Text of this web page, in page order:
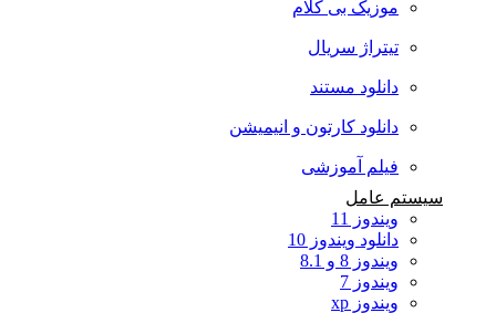
موزیک بی کلام
تیتراژ سریال
دانلود مستند
دانلود کارتون و انیمیشن
فیلم آموزشی
سیستم عامل
ویندوز 11
دانلود ویندوز 10
ویندوز 8 و 8.1
ویندوز 7
ویندوز xp